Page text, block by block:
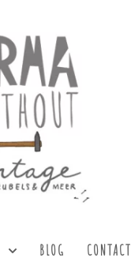
BLOG CONTACT